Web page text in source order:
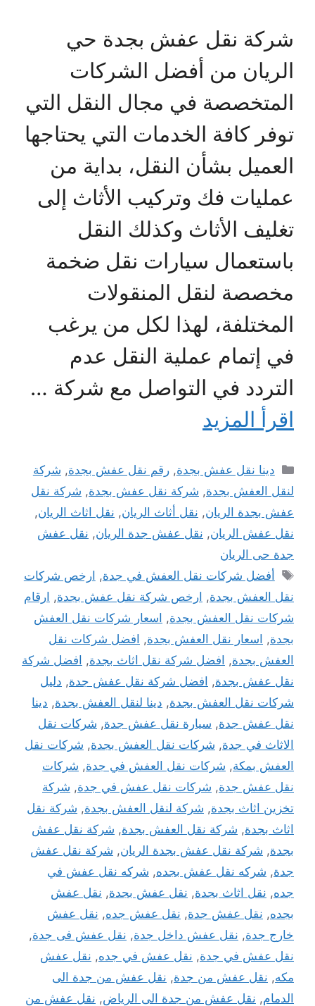
شركة نقل عفش بجدة حي
الريان من أفضل الشركات
المتخصصة في مجال النقل التي
توفر كافة الخدمات التي يحتاجها
العميل بشأن النقل، بداية من
عمليات فك وتركيب الأثاث إلى
تغليف الأثاث وكذلك النقل
باستعمال سيارات نقل ضخمة
مخصصة لنقل المنقولات
المختلفة، لهذا لكل من يرغب
في إتمام عملية النقل عدم
التردد في التواصل مع شركة …
اقرأ المزيد
التصنيفات
دينا نقل عفش بجدة,رقم نقل عفش بجدة, شركة
لنقل العفش بجدة, شركة نقل عفش بجدة, شركة نقل
عفش بجدة الريان, نقل أثاث الريان, نقل اثاث الريان,
نقل عفش الريان, نقل عفش جدة الريان, نقل عفش
جدة حى الريان
الوسوم
أفضل شركات نقل العفش في جدة, ارخص شركات
نقل العفش بجدة, ارخص شركة نقل عفش بجدة, ارقام
شركات نقل العفش بجدة, اسعار شركات نقل العفش
بجدة, اسعار نقل العفش بجدة, افضل شركات نقل
العفش بجدة, افضل شركة نقل اثاث بجدة, افضل شركة
نقل عفش بجدة, افضل شركة نقل عفش جدة, دليل
شركات نقل العفش بجدة, دينا لنقل العفش بجدة, دينا
نقل عفش جدة, سيارة نقل عفش جدة, شركات نقل
الاثاث في جدة, شركات نقل العفش بجدة, شركات نقل
العفش بمكة, شركات نقل العفش في جدة, شركات
نقل عفش جدة, شركات نقل عفش في جدة, شركة
تخزين اثاث بجدة, شركة لنقل العفش بجدة, شركة نقل
اثاث بجدة, شركة نقل العفش بجدة, شركة نقل عفش
بجدة, شركة نقل عفش بجدة الريان, شركة نقل عفش
جدة, شركه نقل عفش بجده, شركه نقل عفش في
جده, نقل اثاث بجدة, نقل عفش بجدة, نقل عفش
بجده, نقل عفش جدة, نقل عفش جده, نقل عفش
خارج جدة, نقل عفش داخل جدة, نقل عفش فى جدة,
نقل عفش في جدة, نقل عفش في جده, نقل عفش
مكه, نقل عفش من جدة, نقل عفش من جدة الى
الدمام, نقل عفش من جدة الى الرياض, نقل عفش من